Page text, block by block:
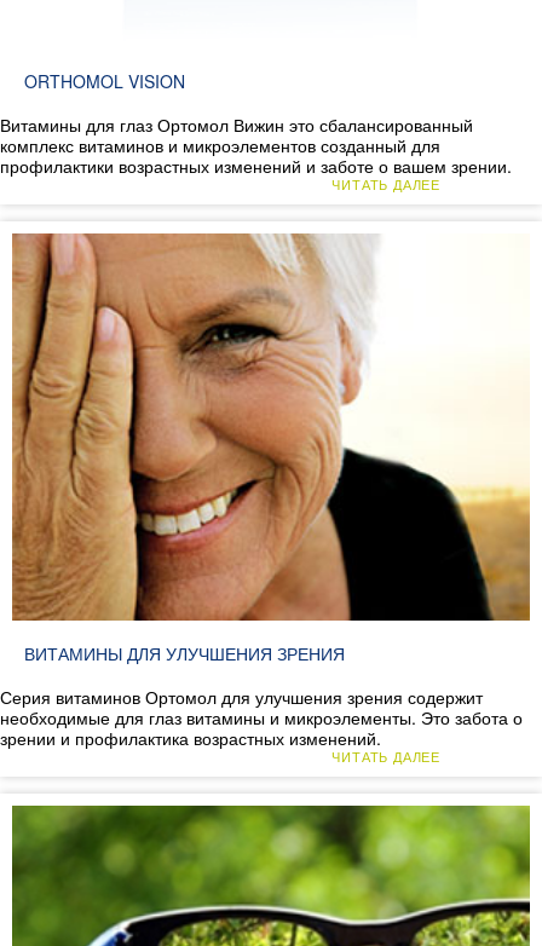
ORTHOMOL VISION
Витамины для глаз Ортомол Вижин это сбалансированный
комплекс витаминов и микроэлементов созданный для
профилактики возрастных изменений и заботе о вашем зрении.
ЧИТАТЬ ДАЛЕЕ
ВИТАМИНЫ ДЛЯ УЛУЧШЕНИЯ ЗРЕНИЯ
Серия витаминов Ортомол для улучшения зрения содержит
необходимые для глаз витамины и микроэлементы. Это забота о
зрении и профилактика возрастных изменений.
ЧИТАТЬ ДАЛЕЕ